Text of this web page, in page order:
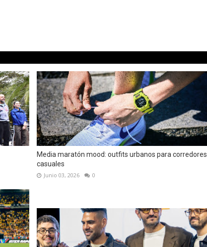
Media maratón mood: outfits urbanos para corredores
casuales
Junio 03, 2026 0